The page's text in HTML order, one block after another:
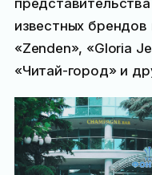
известных брендов
«Zenden», «Gloria
«Читай-город» и